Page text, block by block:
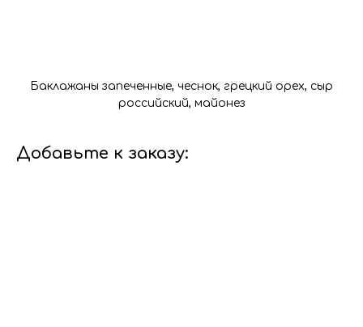
Баклажаны запеченные, чеснок, грецкий орех, сыр
российский, майонез
Добавьте к заказу: